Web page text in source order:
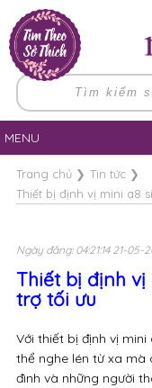
MENU
Trang chủ❯ Tin tức❯
Thiết bị định vị mini a8
Ngày đăng: 04:21:14 21-05-
Thiết bị định
trợ tối ưu
Với thiết bị định vị
thể nghe lén từ xa
đình và những người